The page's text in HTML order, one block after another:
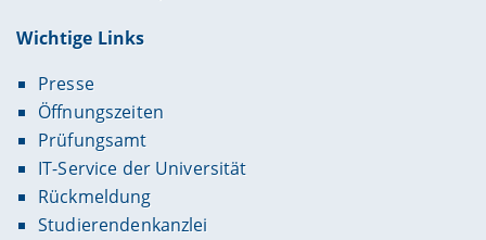
Wichtige Links
Presse
Öffnungszeiten
Prüfungsamt
IT-Service der Universität
Rückmeldung
Studierendenkanzlei